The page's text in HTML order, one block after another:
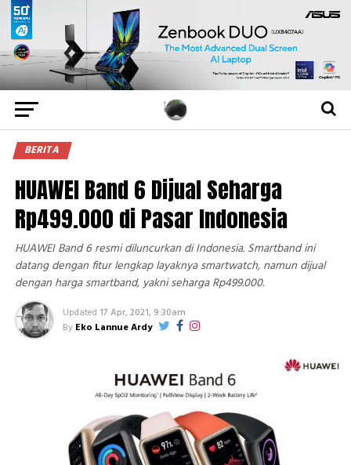
BERITA
HUAWEI Band 6 Dijual Seharga
Rp499.000 di Pasar Indonesia
HUAWEI Band 6 resmi diluncurkan di Indonesia. Smartband ini
datang dengan fitur lengkap layaknya smartwatch, namun dijual
dengan harga smartband, yakni seharga Rp499.000.
Updated 17 Apr, 2021, 9:30am
By Eko Lannue Ardy